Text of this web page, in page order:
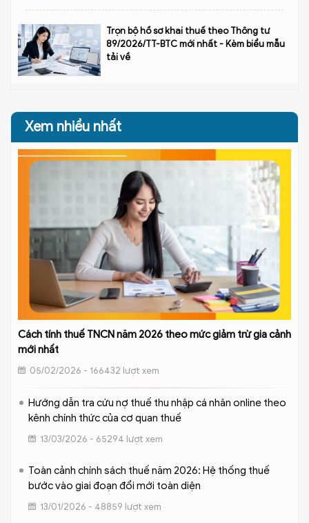
Trọn bộ hồ sơ khai thuế theo Thông tư
89/2026/TT-BTC mới nhất - Kèm biểu mẫu
tải về
Xem nhiều nhất
Cách tính thuế TNCN năm 2026 theo mức giảm trừ gia cảnh
mới nhất
05/02/2026 - 166432 lượt xem
Hướng dẫn tra cứu nợ thuế thu nhập cá nhân online theo
kênh chính thức của cơ quan thuế
13/03/2026 - 65294 lượt xem
Toàn cảnh chính sách thuế năm 2026: Hệ thống thuế
bước vào giai đoạn đổi mới toàn diện
13/01/2026 - 48859 lượt xem